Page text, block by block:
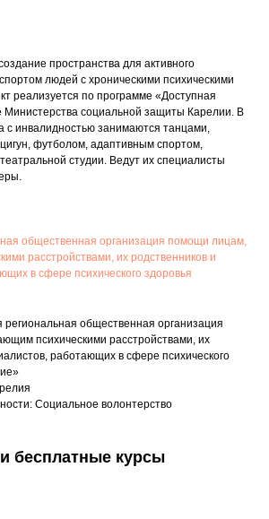
пространства для активного
людей с хроническими психическими
реализуется по программе «Доступная
Министерства социальной защиты Карелии. В
с инвалидностью занимаются танцами,
футболом, адаптивным спортом,
студии. Ведут их специалисты
общественная организация помощи лицам,
расстройствами, их родственников и
в сфере психического здоровья
региональная общественная организация
психическими расстройствами, их
работающих в сфере психического
Социальное волонтерство
бесплатные курсы